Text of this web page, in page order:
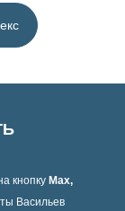
кнопку Max,
Васильев